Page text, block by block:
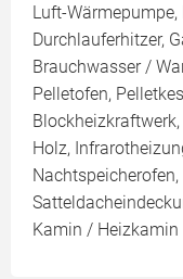
Luft-Wärmepumpe,
Durchlauferhitzer,
Brauchwasser /
Pelletofen,
Holz,
Kamin / Heizkamin